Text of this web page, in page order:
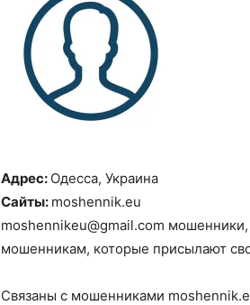
Адрес: Одесса, Украина
Сайты: moshennik.eu
moshennikeu@gmail.com мошенники,
мошенникам, которые присылают
Связаны с мошенниками